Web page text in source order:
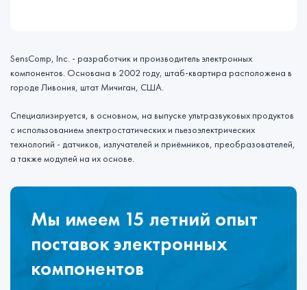
SensComp, Inc. - разработчик и производитель электронных
компонентов. Основана в 2002 году, штаб-квартира расположена в
городе Ливония, штат Мичиган, США.
Специализируется, в основном, на выпуске ультразвуковых продуктов
с использованием электростатических и пьезоэлектрических
технологий - датчиков, излучателей и приёмников, преобразователей,
а также модулей на их основе.
Мы имеем 15 летний опыт
поставок электронных
компонентов